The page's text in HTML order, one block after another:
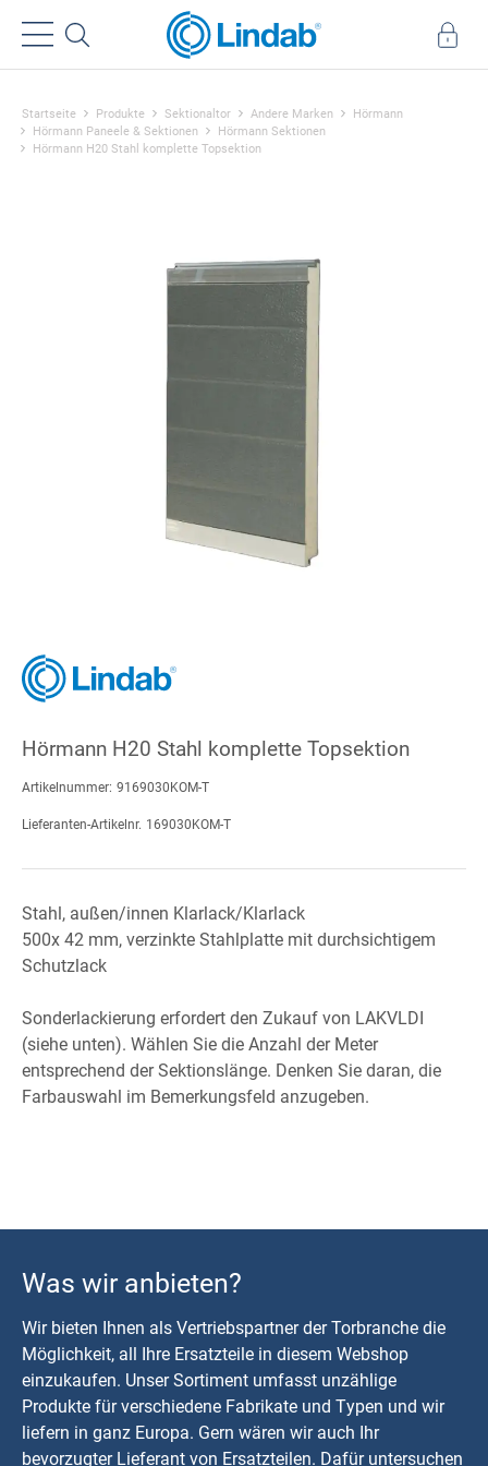
Startseite Produkte Sektionaltor Andere Marken
Hörmann
Hörmann Paneele & Sektionen
Hörmann Sektionen
Hörmann H20 Stahl komplette Topsektion
Hörmann H20 Stahl komplette Topsektion
Artikelnummer: 9169030KOM-T
Lieferanten-Artikelnr. 169030KOM-T
Stahl, außen/innen Klarlack/Klarlack
500x 42 mm, verzinkte Stahlplatte mit durchsichtigem
Schutzlack
Sonderlackierung erfordert den Zukauf von LAKVLDI
(siehe unten). Wählen Sie die Anzahl der Meter
entsprechend der Sektionslänge. Denken Sie daran, die
Farbauswahl im Bemerkungsfeld anzugeben.
Was wir anbieten?
Wir bieten Ihnen als Vertriebspartner der Torbranche die
Möglichkeit, all Ihre Ersatzteile in diesem Webshop
einzukaufen. Unser Sortiment umfasst unzählige
Produkte für verschiedene Fabrikate und Typen und wir
liefern in ganz Europa. Gern wären wir auch Ihr
bevorzugter Lieferant von Ersatzteilen. Dafür untersuchen